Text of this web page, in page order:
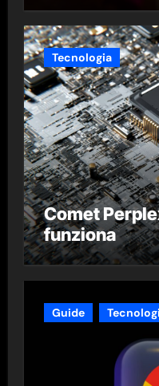
Tecnologia
Comet
funziona
Guide